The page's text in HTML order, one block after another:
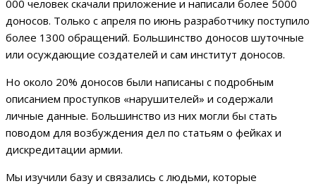
000 человек скачали приложение и написали более 5000
доносов. Только с апреля по июнь разработчику поступило
более 1300 обращений. Большинство доносов шуточные
или осуждающие создателей и сам институт доносов.
Но около 20% доносов были написаны с подробным
описанием проступков «нарушителей» и содержали
личные данные. Большинство из них могли бы стать
поводом для возбуждения дел по статьям о фейках и
дискредитации армии.
Мы изучили базу и связались с людьми, которые